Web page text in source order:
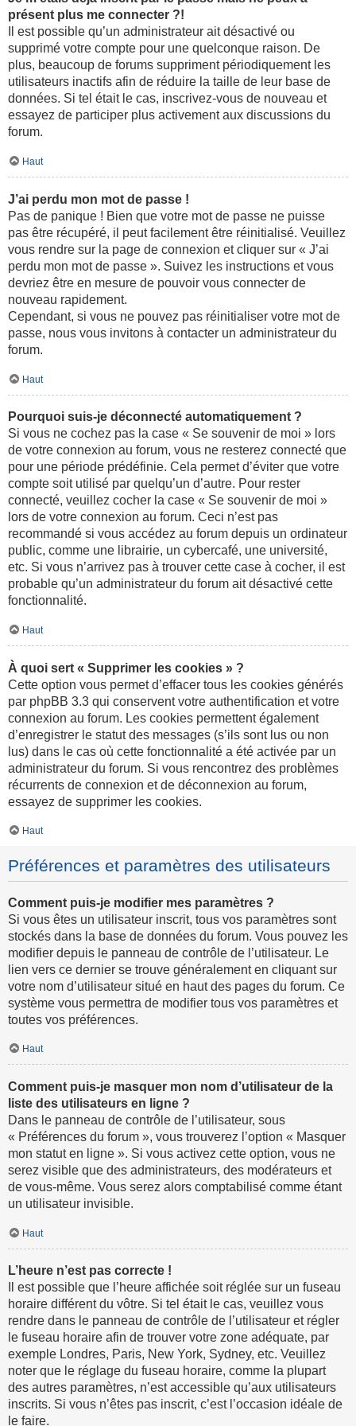
présent plus me connecter ?!
Il est possible qu’un administrateur ait désactivé ou
supprimé votre compte pour une quelconque raison. De
plus, beaucoup de forums suppriment périodiquement les
utilisateurs inactifs afin de réduire la taille de leur base de
données. Si tel était le cas, inscrivez-vous de nouveau et
essayez de participer plus activement aux discussions du
forum.
Haut
J’ai perdu mon mot de passe !
Pas de panique ! Bien que votre mot de passe ne puisse
pas être récupéré, il peut facilement être réinitialisé. Veuillez
vous rendre sur la page de connexion et cliquer sur « J’ai
perdu mon mot de passe ». Suivez les instructions et vous
devriez être en mesure de pouvoir vous connecter de
nouveau rapidement.
Cependant, si vous ne pouvez pas réinitialiser votre mot de
passe, nous vous invitons à contacter un administrateur du
forum.
Haut
Pourquoi suis-je déconnecté automatiquement ?
Si vous ne cochez pas la case « Se souvenir de moi » lors
de votre connexion au forum, vous ne resterez connecté que
pour une période prédéfinie. Cela permet d’éviter que votre
compte soit utilisé par quelqu’un d’autre. Pour rester
connecté, veuillez cocher la case « Se souvenir de moi »
lors de votre connexion au forum. Ceci n’est pas
recommandé si vous accédez au forum depuis un ordinateur
public, comme une librairie, un cybercafé, une université,
etc. Si vous n’arrivez pas à trouver cette case à cocher, il est
probable qu’un administrateur du forum ait désactivé cette
fonctionnalité.
Haut
À quoi sert « Supprimer les cookies » ?
Cette option vous permet d’effacer tous les cookies générés
par phpBB 3.3 qui conservent votre authentification et votre
connexion au forum. Les cookies permettent également
d’enregistrer le statut des messages (s’ils sont lus ou non
lus) dans le cas où cette fonctionnalité a été activée par un
administrateur du forum. Si vous rencontrez des problèmes
récurrents de connexion et de déconnexion au forum,
essayez de supprimer les cookies.
Haut
Préférences et paramètres des utilisateurs
Comment puis-je modifier mes paramètres ?
Si vous êtes un utilisateur inscrit, tous vos paramètres sont
stockés dans la base de données du forum. Vous pouvez les
modifier depuis le panneau de contrôle de l’utilisateur. Le
lien vers ce dernier se trouve généralement en cliquant sur
votre nom d’utilisateur situé en haut des pages du forum. Ce
système vous permettra de modifier tous vos paramètres et
toutes vos préférences.
Haut
Comment puis-je masquer mon nom d’utilisateur de la
liste des utilisateurs en ligne ?
Dans le panneau de contrôle de l’utilisateur, sous
« Préférences du forum », vous trouverez l’option « Masquer
mon statut en ligne ». Si vous activez cette option, vous ne
serez visible que des administrateurs, des modérateurs et
de vous-même. Vous serez alors comptabilisé comme étant
un utilisateur invisible.
Haut
L’heure n’est pas correcte !
Il est possible que l’heure affichée soit réglée sur un fuseau
horaire différent du vôtre. Si tel était le cas, veuillez vous
rendre dans le panneau de contrôle de l’utilisateur et régler
le fuseau horaire afin de trouver votre zone adéquate, par
exemple Londres, Paris, New York, Sydney, etc. Veuillez
noter que le réglage du fuseau horaire, comme la plupart
des autres paramètres, n’est accessible qu’aux utilisateurs
inscrits. Si vous n’êtes pas inscrit, c’est l’occasion idéale de
le faire.